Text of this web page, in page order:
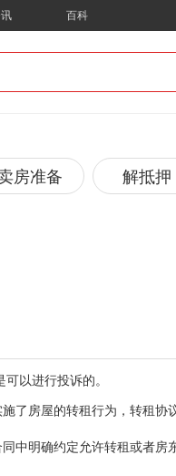
百科
房准备 解抵押
以进行投诉的。
了房屋的转租行为，转租协
中明确约定允许转租或者房